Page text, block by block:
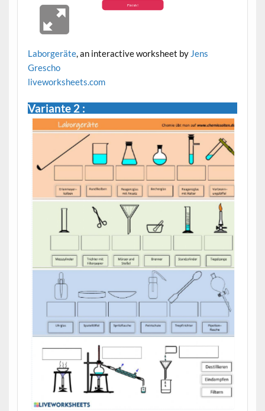
Laborgeräte, an interactive worksheet by Jens
Grescho
liveworksheets.com
Variante 2 :